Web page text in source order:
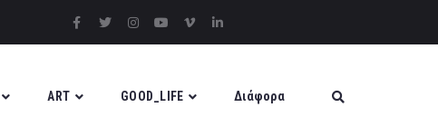
ART GOOD_LIFE Διάφορα